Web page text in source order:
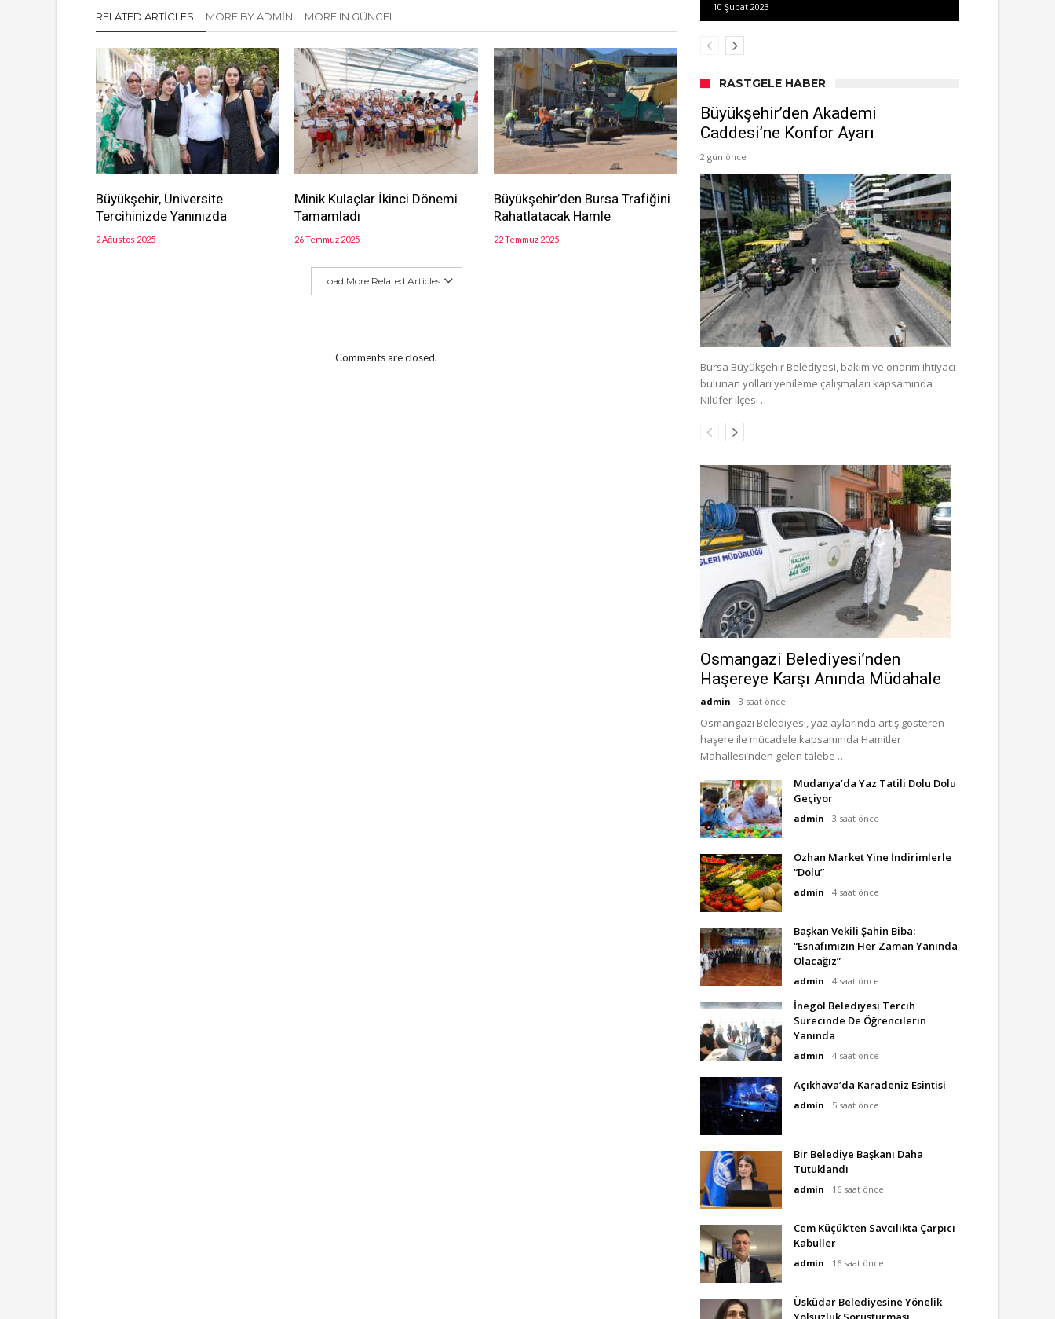
RELATED ARTICLES MORE BY ADMIN MORE IN GÜNCEL
Büyükşehir, Üniversite
Tercihinizde Yanınızda
2 Ağustos 2025
Minik Kulaçlar İkinci Dönemi
Tamamladı
26 Temmuz 2025
Büyükşehir’den Bursa Trafiğini
Rahatlatacak Hamle
22 Temmuz 2025
Load More Related Articles
Comments are closed.
10 Şubat 2023
RASTGELE HABER
Büyükşehir’den Akademi
Caddesi’ne Konfor Ayarı
2 gün önce
Bursa Büyükşehir Belediyesi, bakım ve onarım ihtiyacı
bulunan yolları yenileme çalışmaları kapsamında
Nilüfer ilçesi …
Osmangazi Belediyesi’nden
Haşereye Karşı Anında Müdahale
admin 3 saat önce
Osmangazi Belediyesi, yaz aylarında artış gösteren
haşere ile mücadele kapsamında Hamitler
Mahallesi’nden gelen talebe …
Mudanya’da Yaz Tatili Dolu Dolu
Geçiyor
admin 3 saat önce
Özhan Market Yine İndirimlerle
“Dolu”
admin 4 saat önce
Başkan Vekili Şahin Biba:
“Esnafımızın Her Zaman Yanında
Olacağız”
admin 4 saat önce
İnegöl Belediyesi Tercih
Sürecinde De Öğrencilerin
Yanında
admin 4 saat önce
Açıkhava’da Karadeniz Esintisi
admin 5 saat önce
Bir Belediye Başkanı Daha
Tutuklandı
admin 16 saat önce
Cem Küçük’ten Savcılıkta Çarpıcı
Kabuller
admin 16 saat önce
Üsküdar Belediyesine Yönelik